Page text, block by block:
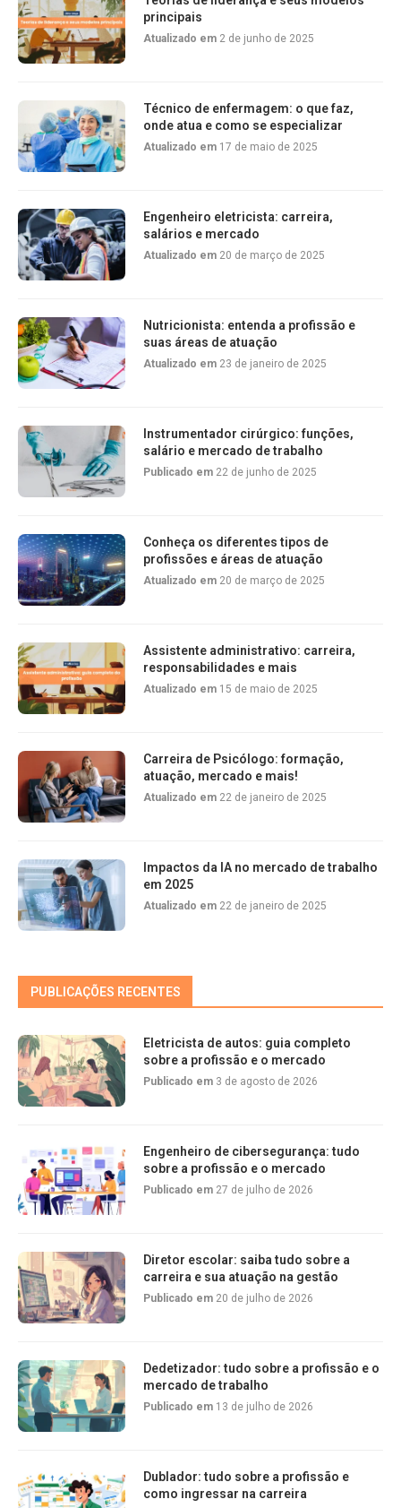
principais
Atualizado em 2 de junho de 2025
Técnico de enfermagem: o que faz,
onde atua e como se especializar
Atualizado em 17 de maio de 2025
Engenheiro eletricista: carreira,
salários e mercado
Atualizado em 20 de março de 2025
Nutricionista: entenda a profissão e
suas áreas de atuação
Atualizado em 23 de janeiro de 2025
Instrumentador cirúrgico: funções,
salário e mercado de trabalho
Publicado em 22 de junho de 2025
Conheça os diferentes tipos de
profissões e áreas de atuação
Atualizado em 20 de março de 2025
Assistente administrativo: carreira,
responsabilidades e mais
Atualizado em 15 de maio de 2025
Carreira de Psicólogo: formação,
atuação, mercado e mais!
Atualizado em 22 de janeiro de 2025
Impactos da IA no mercado de trabalho
em 2025
Atualizado em 22 de janeiro de 2025
PUBLICAÇÕES RECENTES
Eletricista de autos: guia completo
sobre a profissão e o mercado
Publicado em 3 de agosto de 2026
Engenheiro de cibersegurança: tudo
sobre a profissão e o mercado
Publicado em 27 de julho de 2026
Diretor escolar: saiba tudo sobre a
carreira e sua atuação na gestão
Publicado em 20 de julho de 2026
Dedetizador: tudo sobre a profissão e o
mercado de trabalho
Publicado em 13 de julho de 2026
Dublador: tudo sobre a profissão e
como ingressar na carreira